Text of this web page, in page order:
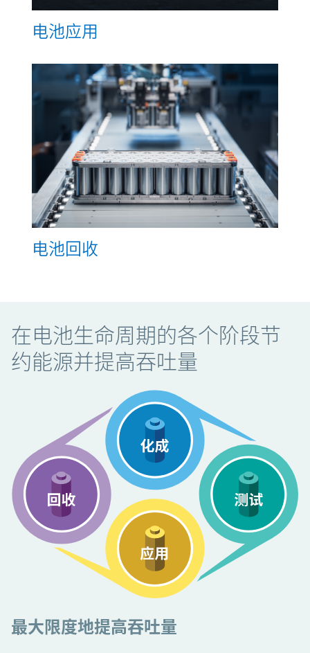
电池应用
电池回收
在电池生命周期的各个阶段节
约能源并提高吞吐量
最大限度地提高吞吐量